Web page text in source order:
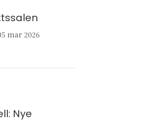
mar 2026
Nye